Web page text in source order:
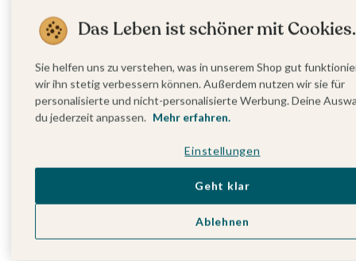
Dankeskarten Geburtstag
Fotobuch Geburtstag
Einladungskarten Kindergeburtstag
Kindergeburtstag Jungen
Kindergeburtstag Mädchen
Kindergeburtstag Unisex
Einladungskarten 1. Geburtstag
Fotobücher
Notizbücher
Das Leben ist schöner mit Cookies.
Sie helfen uns zu verstehen, was in unserem Shop gut
wir ihn stetig verbessern können. Außerdem nutzen wir sie für
personalisierte und nicht-personalisierte Werbung. Deine
du jederzeit anpassen. Mehr erfahren.
Einstellungen
Ablehnen
Geht klar